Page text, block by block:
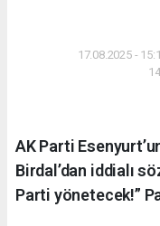
17.08.2025 -
AK Parti
Birdal’dan iddialı
Parti yönetecek!”